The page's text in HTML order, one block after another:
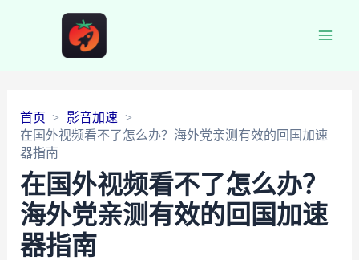
首页
影音加速
在国外视频看不了怎么办？海外党亲测有效的回国加速
器指南
在国外视频看不了怎么办？
海外党亲测有效的回国加速
器指南